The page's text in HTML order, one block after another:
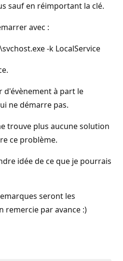
sauf en réimportant la clé.
avec :
-k LocalService
d'évènement à part le
ne démarre pas.
trouve plus aucune solution
ce problème.
idée de ce que je pourrais
seront les
remercie par avance :)